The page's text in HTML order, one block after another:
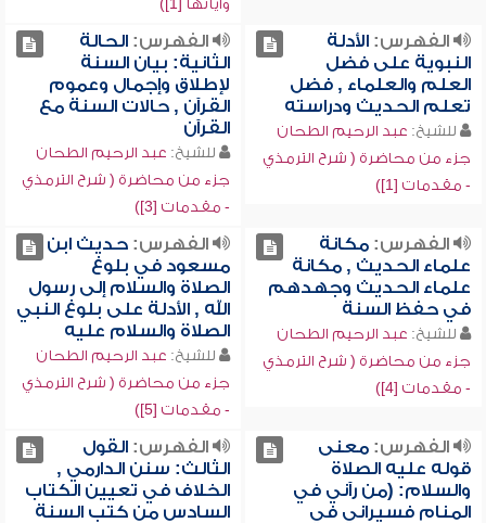
وآياتها [1])
الفهرس:الأدلة
النبوية على فضل
العلم والعلماء , فضل
تعلم الحديث ودراسته
للشيخ: عبد الرحيم الطحان
جزء من محاضرة ( شرح الترمذي
- مقدمات [1])
الفهرس:الحالة
الثانية: بيان السنة
لإطلاق وإجمال وعموم
القرآن , حالات السنة مع
القرآن
للشيخ: عبد الرحيم الطحان
جزء من محاضرة ( شرح الترمذي
- مقدمات [3])
الفهرس:مكانة
علماء الحديث , مكانة
علماء الحديث وجهدهم
في حفظ السنة
للشيخ: عبد الرحيم الطحان
جزء من محاضرة ( شرح الترمذي
- مقدمات [4])
الفهرس:حديث ابن
مسعود في بلوغ
الصلاة والسلام إلى رسول
الله , الأدلة على بلوغ النبي
الصلاة والسلام عليه
للشيخ: عبد الرحيم الطحان
جزء من محاضرة ( شرح الترمذي
- مقدمات [5])
الفهرس:معنى
قوله عليه الصلاة
والسلام: (من رآني في
المنام فسيراني في
الفهرس:القول
الثالث: سنن الدارمي ,
الخلاف في تعيين الكتاب
السادس من كتب السنة